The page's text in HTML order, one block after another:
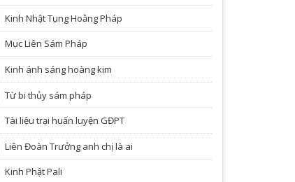
Kinh Nhật Tụng Hoằng Pháp
Mục Liên Sám Pháp
Kinh ánh sáng hoàng kim
Từ bi thủy sám pháp
Tài liệu trại huấn luyện GĐPT
Liên Đoàn Trưởng anh chị là ai
Kinh Phật Pali